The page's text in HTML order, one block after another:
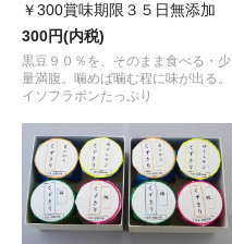
￥300賞味期限３５日無添加
300円(内税)
黒豆９０％を、そのまま食べる・少
量満腹。噛めば噛む程に味が出る。
イソフラボンたっぷり